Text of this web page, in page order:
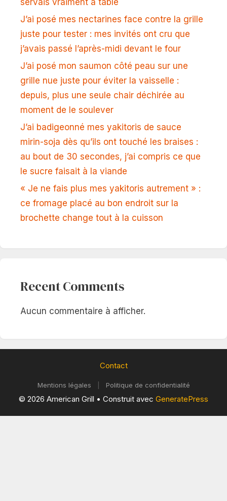
servais vraiment à table
J’ai posé mes nectarines face contre la grille
juste pour tester : mes invités ont cru que
j’avais passé l’après-midi devant le four
J’ai posé mon saumon côté peau sur une
grille nue juste pour éviter la vaisselle :
depuis, plus une seule chair déchirée au
moment de le soulever
J’ai badigeonné mes yakitoris de sauce
mirin-soja dès qu’ils ont touché les braises :
au bout de 30 secondes, j’ai compris ce que
le sucre faisait à la viande
« Je ne fais plus mes yakitoris autrement » :
ce fromage placé au bon endroit sur la
brochette change tout à la cuisson
Recent Comments
Aucun commentaire à afficher.
Contact
Mentions légales Politique de confidentialité
© 2026 American Grill • Construit avec GeneratePress